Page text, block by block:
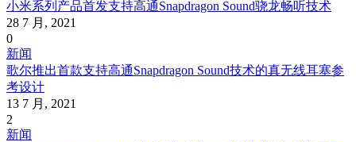
小米系列产品首发支持高通Snapdragon Sound骁龙畅听技术
28 7 月, 2021
0
新闻
歌尔推出首款支持高通Snapdragon Sound技术的真无线耳塞参
考设计
13 7 月, 2021
2
新闻